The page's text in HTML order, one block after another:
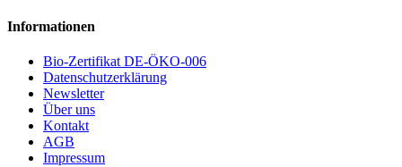
Informationen
Bio-Zertifikat DE-ÖKO-006
Datenschutzerklärung
Newsletter
Über uns
Kontakt
AGB
Impressum